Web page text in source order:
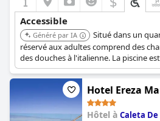
Accessible
Généré par IA
Situé dans un
réservé aux adultes comprend des
des douches à l'italienne. La piscine
personne pour faciliter l'accès.
Hotel Ereza
Hôtel à Caleta De